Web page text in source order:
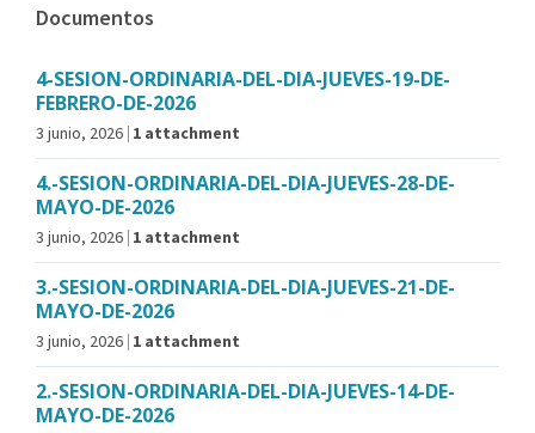
Documentos
4-SESION-ORDINARIA-DEL-DIA-JUEVES-19-DE-
FEBRERO-DE-2026
3 junio, 2026 1 attachment
4.-SESION-ORDINARIA-DEL-DIA-JUEVES-28-DE-
MAYO-DE-2026
3 junio, 2026 1 attachment
3.-SESION-ORDINARIA-DEL-DIA-JUEVES-21-DE-
MAYO-DE-2026
3 junio, 2026 1 attachment
2.-SESION-ORDINARIA-DEL-DIA-JUEVES-14-DE-
MAYO-DE-2026